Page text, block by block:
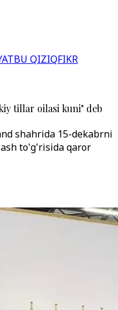
BU QIZIQFIKR
tillar oilasi kuni" deb
shahrida 15-dekabrni
to'g'risida qaror